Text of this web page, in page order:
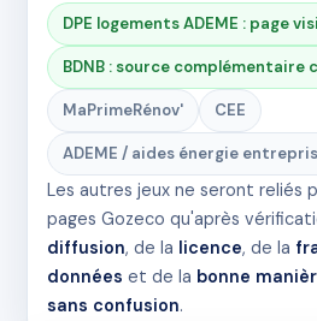
DPE logements ADEME : page
BDNB : source complémentaire
MaPrimeRénov' CEE
ADEME / aides énergie
Les autres jeux ne seront reliés
pages Gozeco qu'après
diffusion, de la licence, de la
données et de la bonne
sans confusion.